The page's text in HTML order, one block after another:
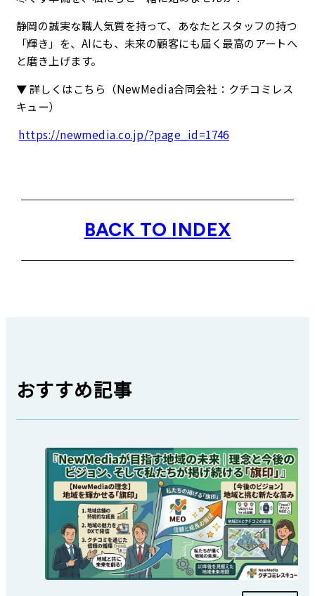
静岡の誠実な職人気質を持って、あなたとスタッフの持つ
「輝き」を、AIにも、未来の顧客にも届く最高のアートへ
と磨き上げます。
▼ 詳しくはこちら（NewMedia合同会社：クチコミレス
キュー）
https://newmedia.co.jp/?page_id=1746
BACK TO INDEX
おすすめ記事